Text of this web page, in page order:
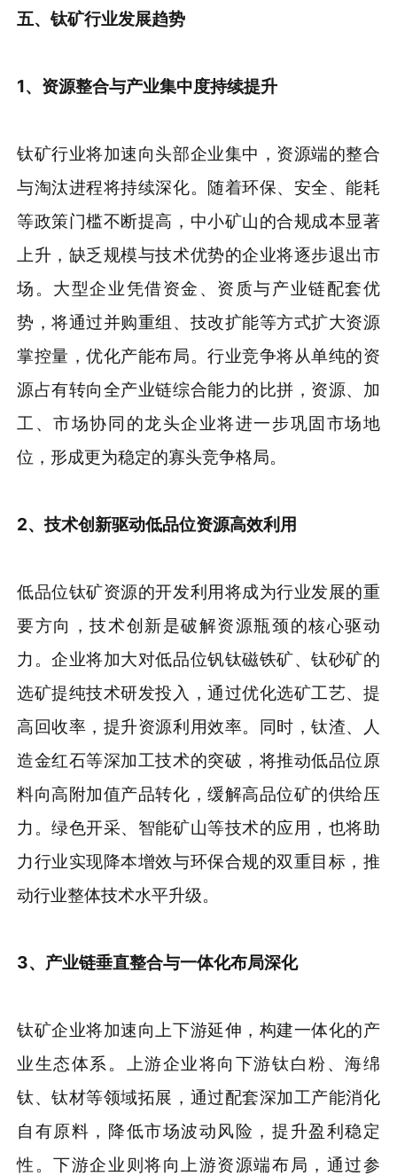
五、钛矿行业发展趋势
1、资源整合与产业集中度持续提升
钛矿行业将加速向头部企业集中，资源端的整合
与淘汰进程将持续深化。随着环保、安全、能耗
等政策门槛不断提高，中小矿山的合规成本显著
上升，缺乏规模与技术优势的企业将逐步退出市
场。大型企业凭借资金、资质与产业链配套优
势，将通过并购重组、技改扩能等方式扩大资源
掌控量，优化产能布局。行业竞争将从单纯的资
源占有转向全产业链综合能力的比拼，资源、加
工、市场协同的龙头企业将进一步巩固市场地
位，形成更为稳定的寡头竞争格局。
2、技术创新驱动低品位资源高效利用
低品位钛矿资源的开发利用将成为行业发展的重
要方向，技术创新是破解资源瓶颈的核心驱动
力。企业将加大对低品位钒钛磁铁矿、钛砂矿的
选矿提纯技术研发投入，通过优化选矿工艺、提
高回收率，提升资源利用效率。同时，钛渣、人
造金红石等深加工技术的突破，将推动低品位原
料向高附加值产品转化，缓解高品位矿的供给压
力。绿色开采、智能矿山等技术的应用，也将助
力行业实现降本增效与环保合规的双重目标，推
动行业整体技术水平升级。
3、产业链垂直整合与一体化布局深化
钛矿企业将加速向上下游延伸，构建一体化的产
业生态体系。上游企业将向下游钛白粉、海绵
钛、钛材等领域拓展，通过配套深加工产能消化
自有原料，降低市场波动风险，提升盈利稳定
性。下游企业则将向上游资源端布局，通过参